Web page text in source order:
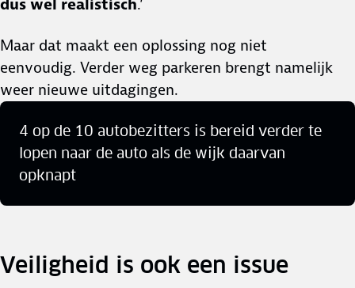
dus wel realistisch.’
Maar dat maakt een oplossing nog niet
eenvoudig. Verder weg parkeren brengt namelijk
weer nieuwe uitdagingen.
4 op de 10 autobezitters is bereid verder te
lopen naar de auto als de wijk daarvan
opknapt
Veiligheid is ook een issue